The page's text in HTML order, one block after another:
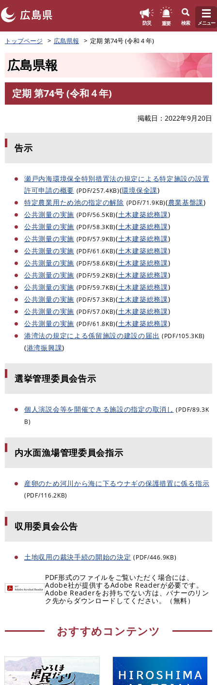
ペ
ー
頭
す
防災 重要 検索 メニュー
トップページ 広島県報 定期 第74号 (令和４年)
広島県報
文
定期 第74号 (令和４年)
掲載日 2022年9月20日
告示
瀬戸内海環境保全特別措置法の規定による特定施設の設置
許可申請の概要 (PDF/257.4KB)(環境保全課)
特定農業用ため池の指定の解除 (PDF/71.9KB)(農業基盤課)
公共測量の実施 (PDF/56.5KB)(土木建築総務課)
公共測量の実施 (PDF/58.3KB)(土木建築総務課)
公共測量の実施 (PDF/57.9KB)(土木建築総務課)
公共測量の実施 (PDF/61.6KB)(土木建築総務課)
公共測量の実施 (PDF/58.6KB)(土木建築総務課)
公共測量の実施 (PDF/59.2KB)(土木建築総務課)
公共測量の実施 (PDF/59.7KB)(土木建築総務課)
公共測量の実施 (PDF/57.3KB)(土木建築総務課)
公共測量の実施 (PDF/57.0KB)(土木建築総務課)
公共測量の実施 (PDF/61.8KB)(土木建築総務課)
港湾法の規定による係留施設の建設の届出 (PDF/105.3KB)
(港湾振興課)
選挙管理委員会告示
個人演説会等を開催できる施設の指定の取消し (PDF/89.3K
B)
内水面漁場管理委員会指示
産卵のため河川から海に下るウナギの保護措置に係る指示
(PDF/116.2KB)
収用委員会公告
土地収用の裁決手続の開始の決定 (PDF/446.9KB)
PDF形式のファイルをご覧いただく場合には、
Adobe社が提供するAdobe Readerが必要です。
Adobe Readerをお持ちでない方は、バナーのリン
ク先からダウンロードしてください。（無料）
おすすめコンテンツ